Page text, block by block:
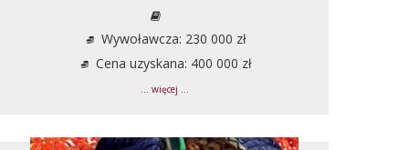
Wywoławcza: 230 000 zł
Cena uzyskana: 400 000 zł
... więcej ...